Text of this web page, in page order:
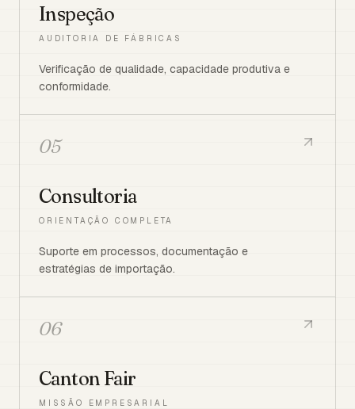
Inspeção
AUDITORIA DE FÁBRICAS
Verificação de qualidade, capacidade produtiva e
conformidade.
05
Consultoria
ORIENTAÇÃO COMPLETA
Suporte em processos, documentação e
estratégias de importação.
06
Canton Fair
MISSÃO EMPRESARIAL